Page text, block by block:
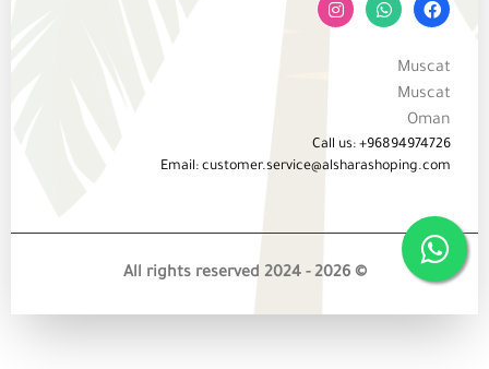
Muscat
Muscat
Oman
Call us: +96894974726
Email: customer.service@alsharashoping.com
© 2026 - All rights reserved 2024